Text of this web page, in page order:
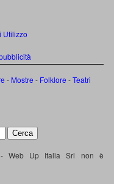
Utilizzo
- Mostre - Folklore -Teatri
- Web Up Italia Srl non è